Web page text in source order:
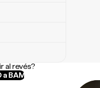
al revés?
BAM